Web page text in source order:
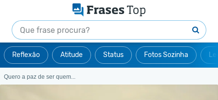
Reflexão Atitude Status Fotos Sozinha
Quero a paz de ser quem...